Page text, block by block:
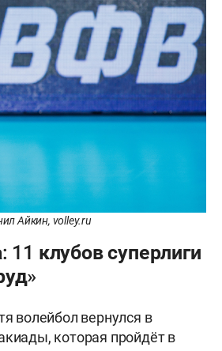
Айкин, volley.ru
11 клубов суперлиги
волейбол вернулся в
которая пройдёт в